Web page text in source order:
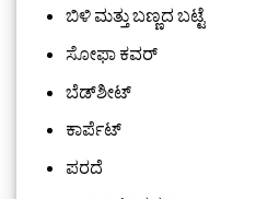
ಬಿಳಿ ಮತ್ತು ಬಣ್ಣದ ಬಟ್ಟೆ
ಸೋಫಾ ಕವರ್
ಬೆಡ್‌ಶೀಟ್
ಕಾರ್ಪೆಟ್
ಪರದೆ